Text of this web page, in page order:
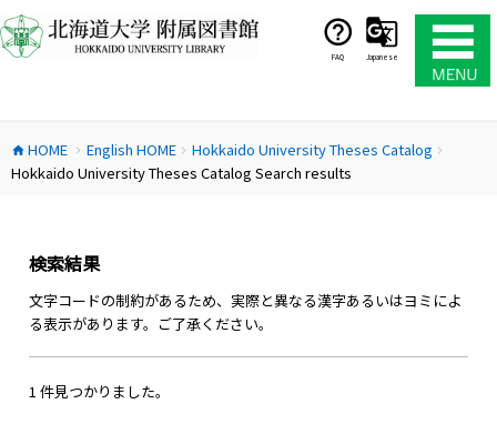
ン
テ
ス
キ
FAQ Japanese
home HOME chevron_right English HOMEchevron_right Hokkaido University Theses Catalog chevron_right
Hokkaido University Theses Catalog Search results
検索結果
文字コードの制約があるため、実際と異なる漢字あるいはヨミによ
る表示があります。ご了承ください。
1 件見つかりました。